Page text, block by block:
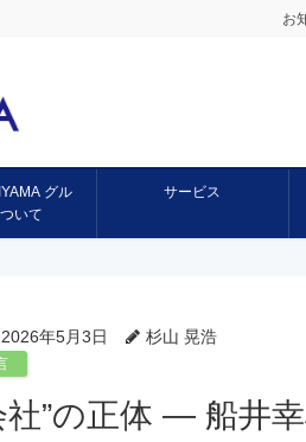
お
グル
いて
サービス
2026年5月3日 杉山 晃浩
”の正体 ― 船井